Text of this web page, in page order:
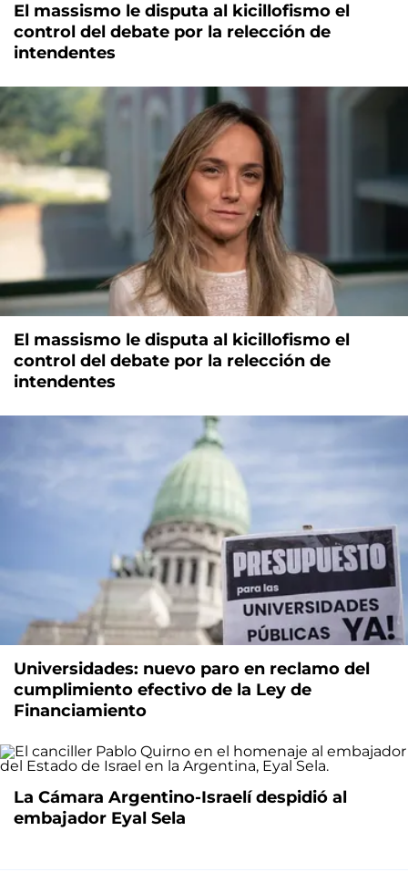
El massismo le disputa al kicillofismo el
control del debate por la relección de
intendentes
El massismo le disputa al kicillofismo el
control del debate por la relección de
intendentes
Universidades: nuevo paro en reclamo del
cumplimiento efectivo de la Ley de
Financiamiento
La Cámara Argentino-Israelí despidió al
embajador Eyal Sela